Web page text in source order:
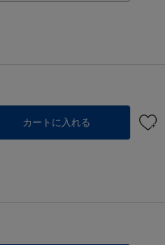
カートに入れる